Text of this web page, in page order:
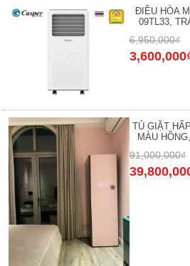
ĐIỀU HÒA
09TL33,
6,950,000₫
TỦ GIẶT
MÀU
91,000,000₫